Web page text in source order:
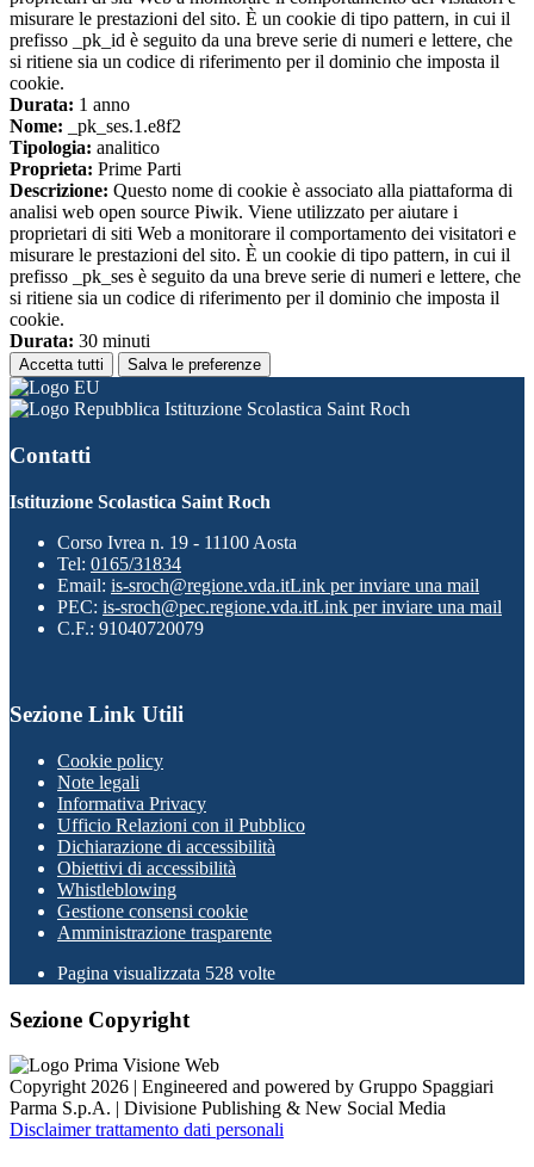
misurare le prestazioni del sito. È un cookie di tipo pattern, in cui il
prefisso _pk_id è seguito da una breve serie di numeri e lettere, che
si ritiene sia un codice di riferimento per il dominio che imposta il
cookie.
Durata: 1 anno
Nome: _pk_ses.1.e8f2
Tipologia: analitico
Proprieta: Prime Parti
Descrizione: Questo nome di cookie è associato alla piattaforma di
analisi web open source Piwik. Viene utilizzato per aiutare i
proprietari di siti Web a monitorare il comportamento dei visitatori e
misurare le prestazioni del sito. È un cookie di tipo pattern, in cui il
prefisso _pk_ses è seguito da una breve serie di numeri e lettere, che
si ritiene sia un codice di riferimento per il dominio che imposta il
cookie.
Durata: 30 minuti
Accetta tutti Salva le preferenze
Istituzione Scolastica Saint Roch
Contatti
Istituzione Scolastica Saint Roch
Corso Ivrea n. 19 - 11100 Aosta
Tel: 0165/31834
Email: is-sroch@regione.vda.itLink per inviare una mail
PEC: is-sroch@pec.regione.vda.itLink per inviare una mail
C.F.: 91040720079
Sezione Link Utili
Cookie policy
Note legali
Informativa Privacy
Ufficio Relazioni con il Pubblico
Dichiarazione di accessibilità
Obiettivi di accessibilità
Whistleblowing
Gestione consensi cookie
Amministrazione trasparente
Pagina visualizzata 528 volte
Sezione Copyright
Copyright 2026 | Engineered and powered by Gruppo Spaggiari
Parma S.p.A. | Divisione Publishing & New Social Media
Disclaimer trattamento dati personali